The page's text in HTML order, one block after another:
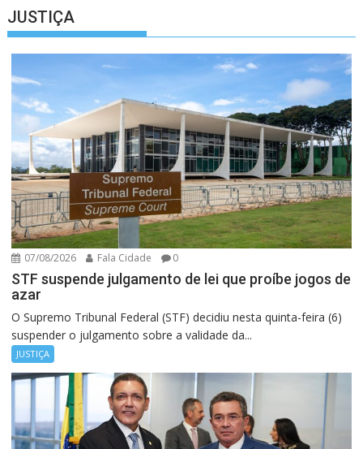
JUSTIÇA
07/08/2026 Fala Cidade 0
STF suspende julgamento de lei que proíbe jogos de
azar
O Supremo Tribunal Federal (STF) decidiu nesta quinta-feira (6)
suspender o julgamento sobre a validade da...
JUSTIÇA